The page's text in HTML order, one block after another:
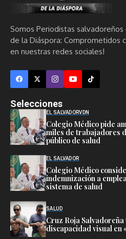
Somos Periodistas
de la Diáspora: Comprometidos
en nuestras redes sociales!
Selecciones
EL SALVADORVDN
Colegio Médico pide
miles de trabajadores
público de salud
EL SALVADOR
Colegio Médico
indemnización a
sistema de salud
SALUD
Cruz Roja
discapacidad visual